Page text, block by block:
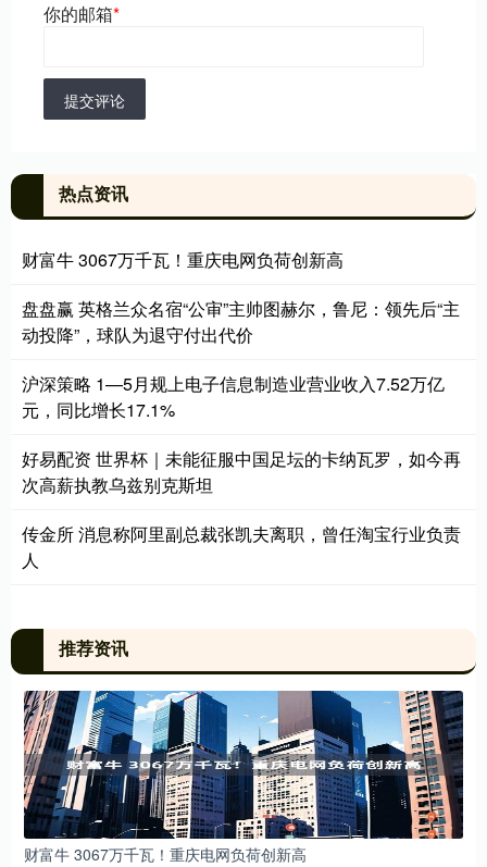
你的邮箱*
提交评论
热点资讯
财富牛 3067万千瓦！重庆电网负荷创新高
盘盘赢 英格兰众名宿“公审”主帅图赫尔，鲁尼：领先后“主
动投降”，球队为退守付出代价
沪深策略 1—5月规上电子信息制造业营业收入7.52万亿
元，同比增长17.1%
好易配资 世界杯｜未能征服中国足坛的卡纳瓦罗，如今再
次高薪执教乌兹别克斯坦
传金所 ​消息称阿里副总裁张凯夫离职，曾任淘宝行业负责
人
推荐资讯
财富牛 3067万千瓦！重庆电网负荷创新高